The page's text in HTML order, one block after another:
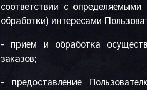
соответствии с
обработки) интересами
- прием и обработка
заказов;
- предоставление